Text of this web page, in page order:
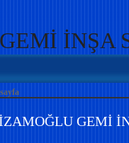
İNŞA
GEMİ